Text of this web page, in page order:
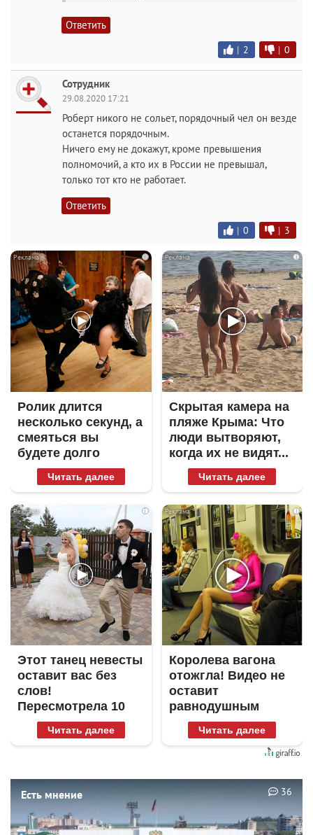
Ответить
| 2 | 0
Сотрудник
29.08.2020 17:21
Роберт никого не сольет, порядочный чел он везде
останется порядочным.
Ничего ему не докажут, кроме превышения
полномочий, а кто их в России не превышал,
только тот кто не работает.
Ответить
| 0 | 3
i
Ролик длится
несколько секунд, а
смеяться вы
будете долго
Читать далее
i
Скрытая камера на
пляже Крыма: Что
люди вытворяют,
когда их не видят...
Читать далее
i
Этот танец невесты
оставит вас без
слов!
Пересмотрела 10
раз
Читать далее
i
Королева вагона
отожгла! Видео не
оставит
равнодушным
Читать далее
Есть мнение 36